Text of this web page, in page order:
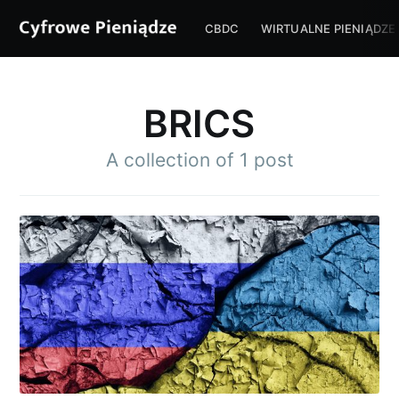
CBDC WIRTUALNE PIENIĄDZE
BRICS
A collection of 1 post